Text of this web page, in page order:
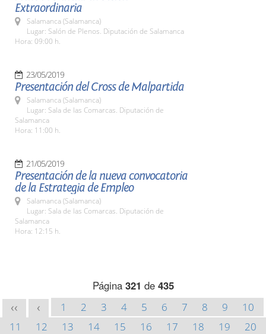
Extraordinaria
Salamanca (Salamanca)
Lugar: Salón de Plenos. Diputación de Salamanca
Hora: 09:00 h.
23/05/2019
Presentación del Cross de Malpartida
Salamanca (Salamanca)
Lugar: Sala de las Comarcas. Diputación de
Salamanca
Hora: 11:00 h.
21/05/2019
Presentación de la nueva convocatoria
de la Estrategia de Empleo
Salamanca (Salamanca)
Lugar: Sala de las Comarcas. Diputación de
Salamanca
Hora: 12:15 h.
Página 321 de 435
<< < 1 2 3 4 5 6 7 8 9
10
11
12 13 14 15 16 17 18 19
20